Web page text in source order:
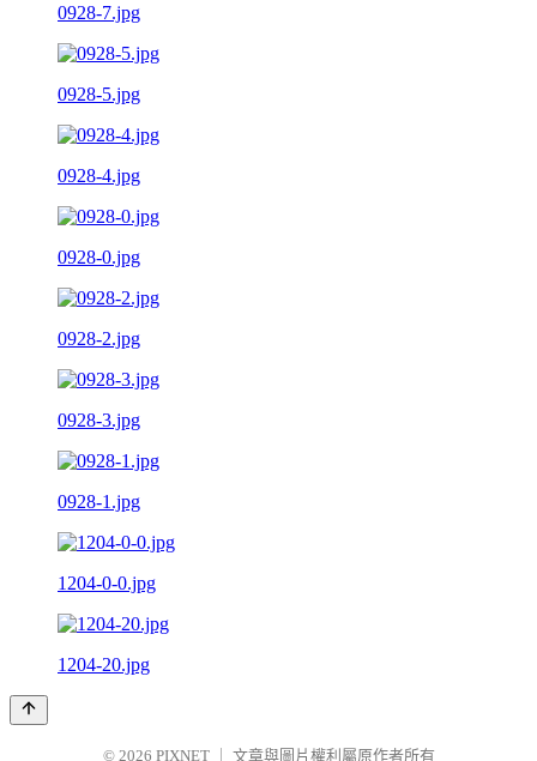
0928-7.jpg
0928-5.jpg
0928-4.jpg
0928-0.jpg
0928-2.jpg
0928-3.jpg
0928-1.jpg
1204-0-0.jpg
1204-20.jpg
© 2026 PIXNET 文章與圖片權利屬原作者所有